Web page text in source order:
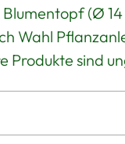
(Ø
Wahl
Produkte sind